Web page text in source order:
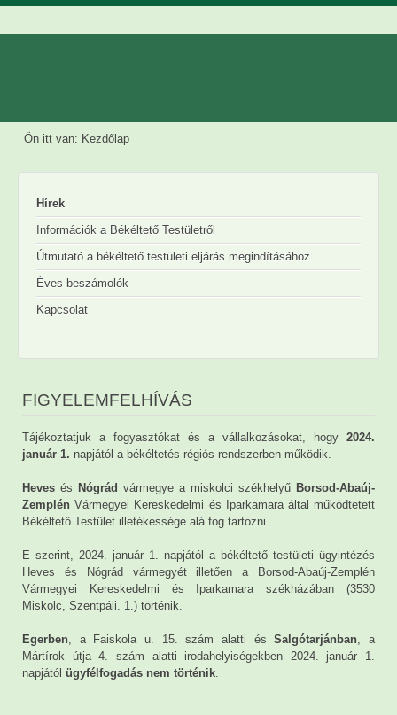
Ön itt van: Kezdőlap
Hírek
Információk a Békéltető Testületről
Útmutató a békéltető testületi eljárás megindításához
Éves beszámolók
Kapcsolat
FIGYELEMFELHÍVÁS
Tájékoztatjuk a fogyasztókat és a vállalkozásokat, hogy 2024.
január 1. napjától a békéltetés régiós rendszerben működik.
Heves és Nógrád vármegye a miskolci székhelyű Borsod-Abaúj-
Zemplén Vármegyei Kereskedelmi és Iparkamara által működtetett
Békéltető Testület illetékessége alá fog tartozni.
E szerint, 2024. január 1. napjától a békéltető testületi ügyintézés
Heves és Nógrád vármegyét illetően a Borsod-Abaúj-Zemplén
Vármegyei Kereskedelmi és Iparkamara székházában (3530
Miskolc, Szentpáli. 1.) történik.
Egerben , a Faiskola u. 15. szám alatti ésSalgótarjánban , a
Mártírok útja 4. szám alatti irodahelyiségekben 2024. január 1.
napjától ügyfélfogadás nem történik